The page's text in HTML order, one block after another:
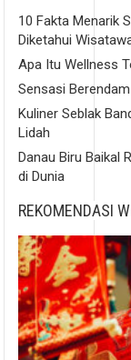
10 Fakta Menarik
Diketahui
Apa Itu Wellness
Sensasi
Kuliner Seblak
Lidah
Danau Biru Baikal
di Dunia
REKOMENDASI